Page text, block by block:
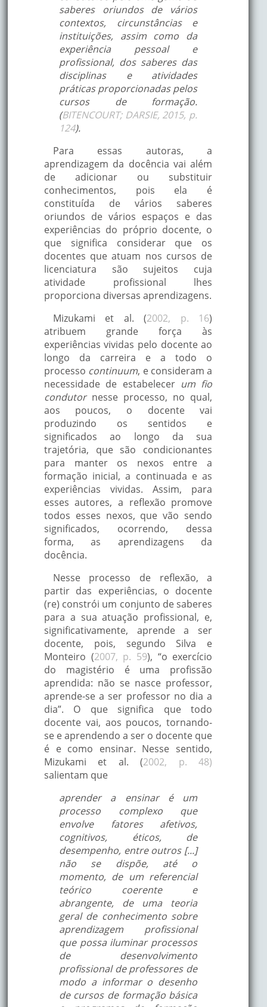
saberes oriundos de vários
contextos, circunstâncias e
instituições, assim como da
experiência pessoal e
profissional, dos saberes das
disciplinas e atividades
práticas proporcionadas pelos
cursos de formação.
(BITENCOURT; DARSIE, 2015, p.
124).
Para essas autoras, a
aprendizagem da docência vai além
de adicionar ou substituir
conhecimentos, pois ela é
constituída de vários saberes
oriundos de vários espaços e das
experiências do próprio docente, o
que significa considerar que os
docentes que atuam nos cursos de
licenciatura são sujeitos cuja
atividade profissional lhes
proporciona diversas aprendizagens.
Mizukami et al. (2002, p. 16)
atribuem grande força às
experiências vividas pelo docente ao
longo da carreira e a todo o
processo continuum, e consideram a
necessidade de estabelecer um fio
condutornesse processo, no qual,
aos poucos, o docente vai
produzindo os sentidos e
significados ao longo da sua
trajetória, que são condicionantes
para manter os nexos entre a
formação inicial, a continuada e as
experiências vividas. Assim, para
esses autores, a reflexão promove
todos esses nexos, que vão sendo
significados, ocorrendo, dessa
forma, as aprendizagens da
docência.
Nesse processo de reflexão, a
partir das experiências, o docente
(re) constrói um conjunto de saberes
para a sua atuação profissional, e,
significativamente, aprende a ser
docente, pois, segundo Silva e
Monteiro (2007, p. 59), “o exercício
do magistério é uma profissão
aprendida: não se nasce professor,
aprende-se a ser professor no dia a
dia”. O que significa que todo
docente vai, aos poucos, tornando-
se e aprendendo a ser o docente que
é e como ensinar. Nesse sentido,
Mizukami et al. (2002, p. 48)
salientam que
aprender a ensinar é um
processo complexo que
envolve fatores afetivos,
cognitivos, éticos, de
desempenho, entre outros [...]
não se dispõe, até o
momento, de um referencial
teórico coerente e
abrangente, de uma teoria
geral de conhecimento sobre
aprendizagem profissional
que possa iluminar processos
de desenvolvimento
profissional de professores de
modo a informar o desenho
de cursos de formação básica